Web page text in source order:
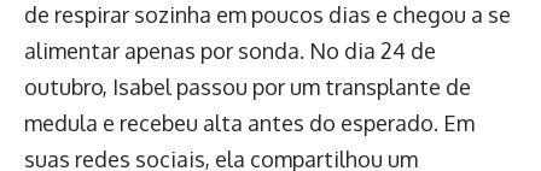
de respirar sozinha em poucos dias e chegou a se
alimentar apenas por sonda. No dia 24 de
outubro, Isabel passou por um transplante de
medula e recebeu alta antes do esperado. Em
suas redes sociais, ela compartilhou um